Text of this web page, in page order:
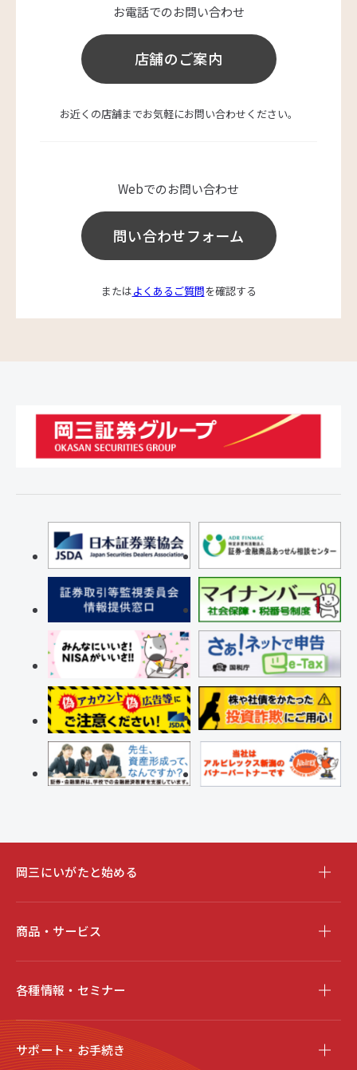
お電話でのお問い合わせ
店舗のご案内
お近くの店舗までお気軽にお問い合わせください。
Webでのお問い合わせ
問い合わせフォーム
またはよくあるご質問を確認する
岡三にいがたと始める
商品・サービス
各種情報・セミナー
サポート・お手続き